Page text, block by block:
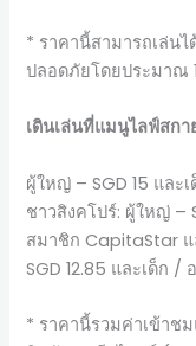
* ราคานี้สามารถเล่น
ปลอดภัยโดยประมาณ
เดินเล่นที่แมนูไลฟ์สกา
ผู้ใหญ่ – SGD 15 และ
ชาวสิงคโปร์: ผู้ใหญ่ –
สมาชิก CapitaStar
SGD 12.85 และเด็ก /
* ราคานี้รวมค่าเข้าช